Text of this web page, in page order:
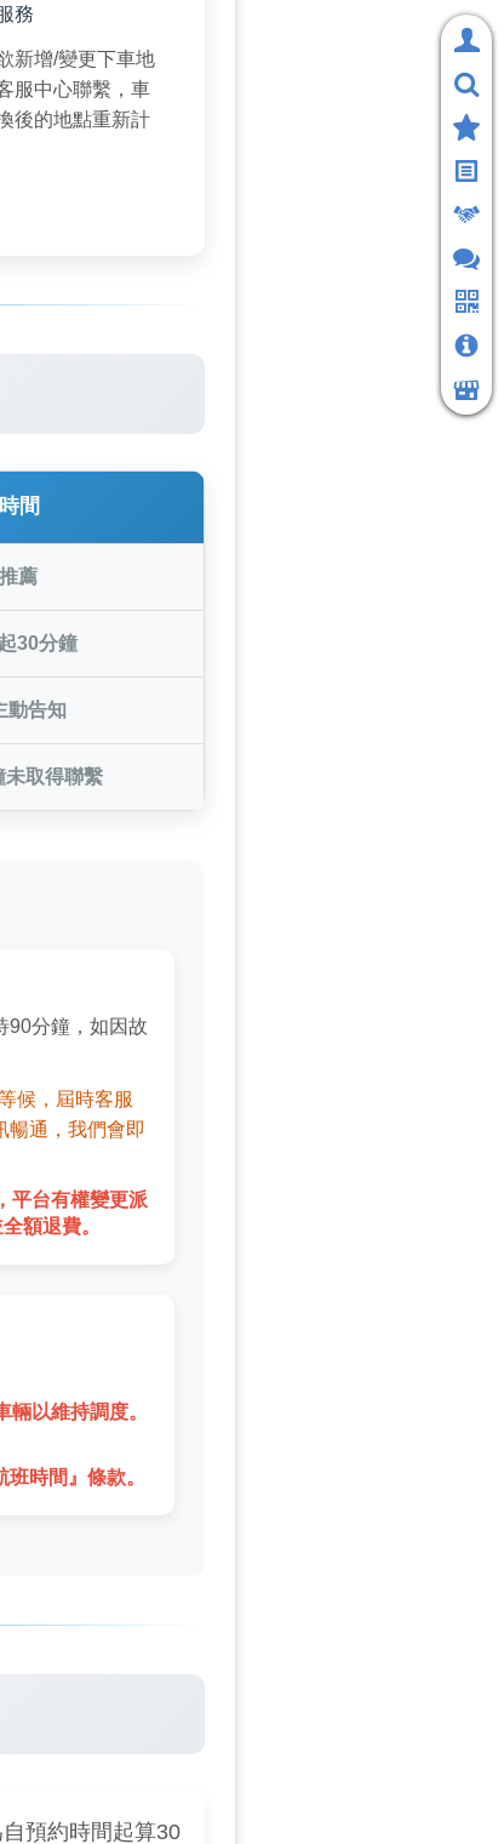
務
新增/變更下車地
服中心聯繫，車
後的地點重新計
間
薦
30分鐘
動告知
未取得聯繫
90分鐘，如因故
候，屆時客服
暢通，我們會即
平台有權變更派
額退費。
以維持調度。
時間』條款。
預約時間起算30